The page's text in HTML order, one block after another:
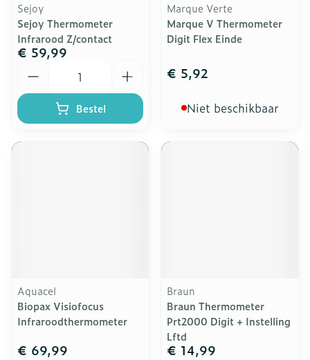
Sejoy
Sejoy Thermometer
Infrarood Z/contact
€ 59,99
Bestel
Marque Verte
Marque V Thermometer
Digit Flex Einde
€ 5,92
Niet beschikbaar
Aquacel
Biopax Visiofocus
Infraroodthermometer
€ 69,99
Braun
Braun Thermometer
Prt2000 Digit + Instelling
Lftd
€ 14,99